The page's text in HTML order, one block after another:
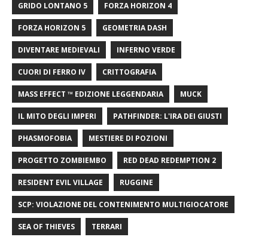
GRIDO LONTANO 5 FORZA HORIZON 4
FORZA HORIZON 5 GEOMETRIA DASH
DIVENTARE MEDIEVALI INFERNO VERDE
CUORI DI FERRO IV CRITTOGRAFIA
MASS EFFECT ™ EDIZIONE LEGGENDARIA MUCK
IL MITO DEGLI IMPERI PATHFINDER: L'IRA DEI GIUSTI
PHASMOFOBIA MESTIERE DI POZIONI
PROGETTO ZOMBIEMBO RED DEAD REDEMPTION 2
RESIDENT EVIL VILLAGE RUGGINE
SCP: VIOLAZIONE DEL CONTENIMENTO MULTIGIOCATORE
SEA OF ​​THIEVES TERRARI